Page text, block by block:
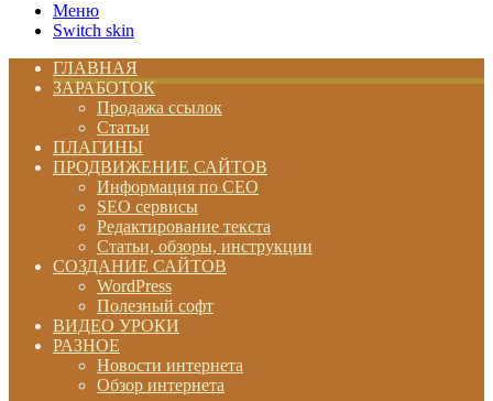
Меню
Switch skin
ГЛАВНАЯ
ЗАРАБОТОК
Продажа ссылок
Статьи
ПЛАГИНЫ
ПРОДВИЖЕНИЕ САЙТОВ
Информация по СЕО
SEO сервисы
Редактирование текста
Статьи, обзоры, инструкции
СОЗДАНИЕ САЙТОВ
WordPress
Полезный софт
ВИДЕО УРОКИ
РАЗНОЕ
Новости интернета
Обзор интернета